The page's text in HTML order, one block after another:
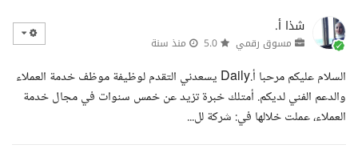
شذا أ.
مسوق رقمي منذ سنة
السلام عليكم مرحبا أ.Daily يسعدني التقدم لوظيفة موظف خدمة العملاء
والدعم الفني لديكم. أمتلك خبرة تزيد عن خمس سنوات في مجال خدمة
العملاء، عملت خلالها في: شركة لل...